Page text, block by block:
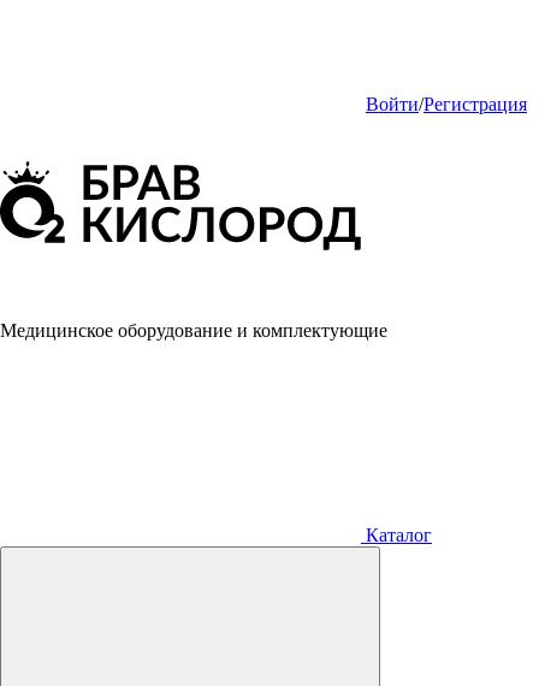
Войти/Регистрация
Медицинское оборудование и комплектующие
Каталог